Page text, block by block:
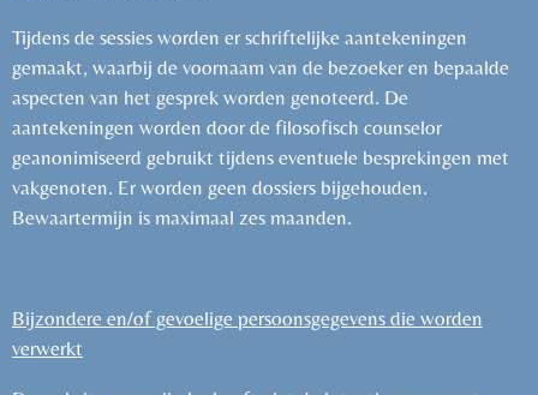
Tijdens de sessies worden er schriftelijke aantekeningen
gemaakt, waarbij de voornaam van de bezoeker en bepaalde
aspecten van het gesprek worden genoteerd. De
aantekeningen worden door de filosofisch counselor
geanonimiseerd gebruikt tijdens eventuele besprekingen met
vakgenoten. Er worden geen dossiers bijgehouden.
Bewaartermijn is maximaal zes maanden.
Bijzondere en/of gevoelige persoonsgegevens die worden
verwerkt